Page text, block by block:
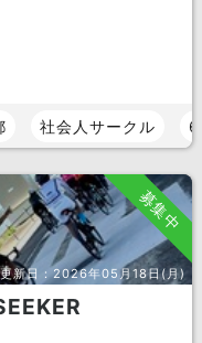
社会人サークル
募集中
更新日：2026年05月18日(月)